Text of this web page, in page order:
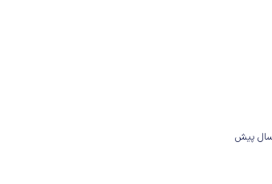
سال پیش